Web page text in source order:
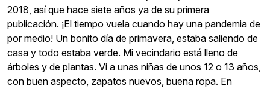
2018, así que hace siete años ya de su primera
publicación. ¡El tiempo vuela cuando hay una pandemia de
por medio! Un bonito día de primavera, estaba saliendo de
casa y todo estaba verde. Mi vecindario está lleno de
árboles y de plantas. Vi a unas niñas de unos 12 o 13 años,
con buen aspecto, zapatos nuevos, buena ropa. En